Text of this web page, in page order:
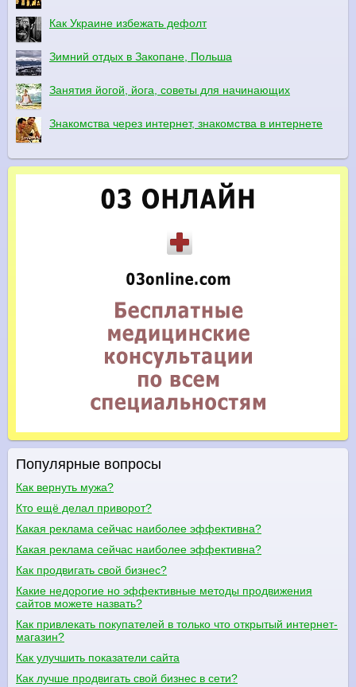
Как Украине избежать дефолт
Зимний отдых в Закопане, Польша
Занятия йогой, йога, советы для начинающих
Знакомства через интернет, знакомства в интернете
Популярные вопросы
Как вернуть мужа?
Кто ещё делал приворот?
Какая реклама сейчас наиболее эффективна?
Какая реклама сейчас наиболее эффективна?
Как продвигать свой бизнес?
Какие недорогие но эффективные методы продвижения
сайтов можете назвать?
Как привлекать покупателей в только что открытый интернет-
магазин?
Как улучшить показатели сайта
Как лучше продвигать свой бизнес в сети?